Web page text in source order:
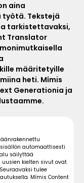
aina
Tekstejä
tarkistettavaksi,
Translator
määritetyille
heti. Mímis
Generationia ja
automaattisesti
säilyttää
uusien kielten sivut ovat
tulee
Mímis Content